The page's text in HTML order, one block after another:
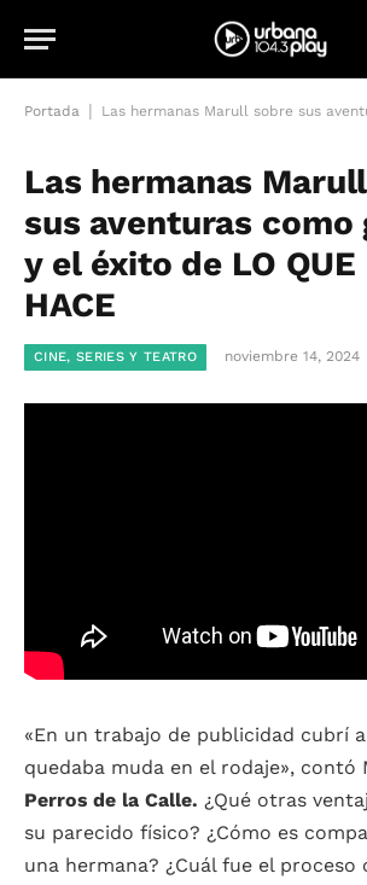
Portada Las hermanas Marull sobre sus aventuras como gemelas y
Las hermanas
sus aventuras como
y el éxito de LO QUE
HACE
CINE, SERIES Y TEATRO noviembre 14, 2024
«En un trabajo de publicidad cubrí
quedaba muda en el rodaje», contó
Perros de la Calle. ¿Qué otras
su parecido físico? ¿Cómo es
una hermana? ¿Cuál fue el